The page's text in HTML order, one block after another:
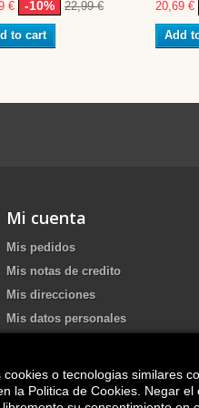
€ -10% 22,99 €
to cart
20,69 €
Add
Mi cuenta
Mis pedidos
Mis notas de credito
Mis direcciones
Mis datos personales
Update your Cookie preferences
o tecnologias similares
la Politica de Cookies. Negar